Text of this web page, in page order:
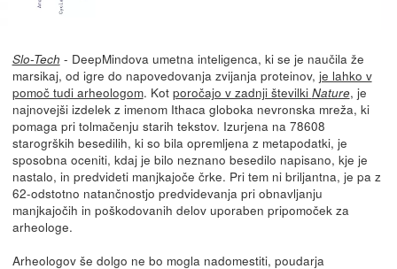
Slo-Tech - DeepMindova umetna inteligenca, ki se je naučila že
marsikaj, od igre do napovedovanja zvijanja proteinov, je lahko v
pomoč tudi arheologom. Kot poročajo v zadnji številki Nature, je
najnovejši izdelek z imenom Ithaca globoka nevronska mreža, ki
pomaga pri tolmačenju starih tekstov. Izurjena na 78608
starogrških besedilih, ki so bila opremljena z metapodatki, je
sposobna oceniti, kdaj je bilo neznano besedilo napisano, kje je
nastalo, in predvideti manjkajoče črke. Pri tem ni briljantna, je pa z
62-odstotno natančnostjo predvidevanja pri obnavljanju
manjkajočih in poškodovanih delov uporaben pripomoček za
arheologe.
Arheologov še dolgo ne bo mogla nadomestiti, poudarja